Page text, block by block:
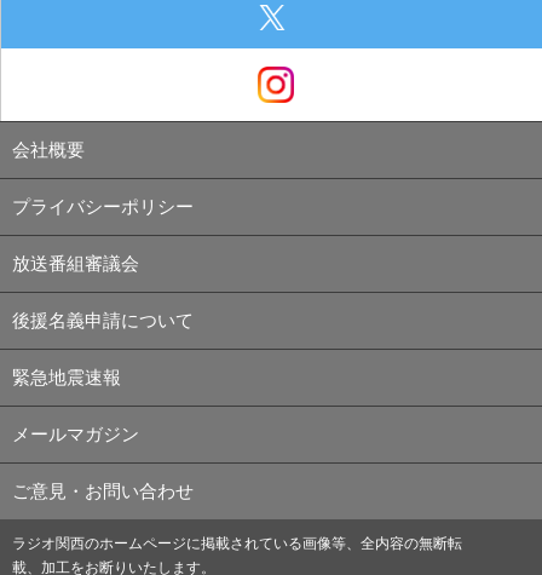
会社概要
プライバシーポリシー
放送番組審議会
後援名義申請について
緊急地震速報
メールマガジン
ご意見・お問い合わせ
ラジオ関西のホームページに掲載されている画像等、全内容の無断転
載、加工をお断りいたします。